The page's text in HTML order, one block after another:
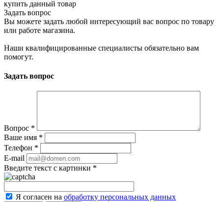
купить данный товар
Задать вопрос
Вы можете задать любой интересующий вас вопрос по товару
или работе магазина.
Наши квалифицированные специалисты обязательно вам
помогут.
Задать вопрос
Вопрос *
Ваше имя *
Телефон *
E-mail
Введите текст с картинки *
Я согласен на обработку персональных данных